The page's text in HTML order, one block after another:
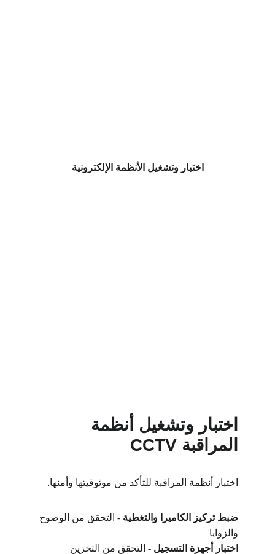
اختبار وتشغيل الأنظمة الإلكترونية
اختبار وتشغيل أنظمة
المراقبة CCTV
اختبار أنظمة المراقبة للتأكد من موثوقيتها وأمنها.
ضبط تركيز الكاميرا والتغطية - التحقق من الوضوح
والزوايا
اختبار أجهزة التسجيل - التحقق من التخزين